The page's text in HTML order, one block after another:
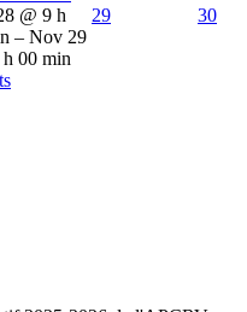
@ 9 h
– Nov 29
h 00 min
29 30